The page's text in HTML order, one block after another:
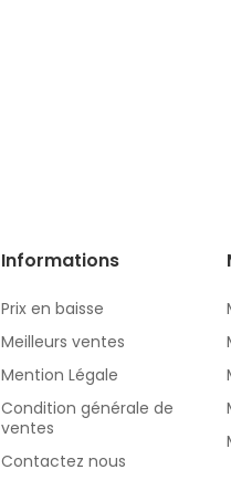
Informations
Prix en baisse
Meilleurs ventes
Mention Légale
Condition générale de
ventes
Contactez nous